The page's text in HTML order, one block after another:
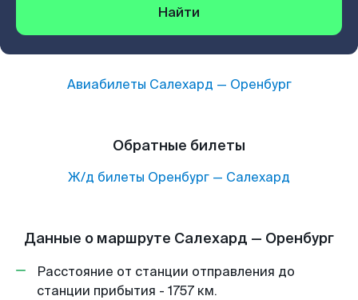
Найти
Авиабилеты Салехард — Оренбург
Обратные билеты
Ж/д билеты Оренбург — Салехард
Данные о маршруте Салехард — Оренбург
Расстояние от станции отправления до
станции прибытия - 1757 км.